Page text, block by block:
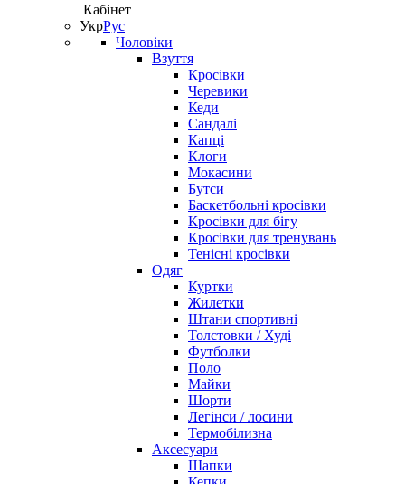
Кабінет
УкрРус
Чоловіки
Взуття
Кросівки
Черевики
Кеди
Сандалі
Капці
Клоги
Мокасини
Бутси
Баскетбольні кросівки
Кросівки для бігу
Кросівки для тренувань
Тенісні кросівки
Одяг
Куртки
Жилетки
Штани спортивні
Толстовки / Худі
Футболки
Поло
Майки
Шорти
Легінси / лосини
Термобілизна
Аксесуари
Шапки